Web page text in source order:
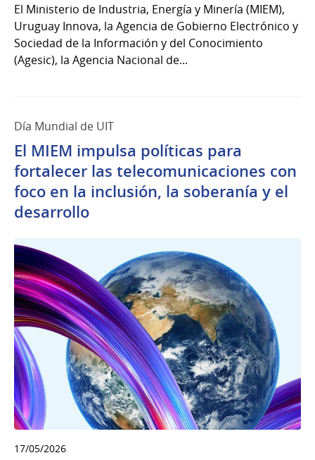
El Ministerio de Industria, Energía y Minería (MIEM),
Uruguay Innova, la Agencia de Gobierno Electrónico y
Sociedad de la Información y del Conocimiento
(Agesic), la Agencia Nacional de...
Día Mundial de UIT
El MIEM impulsa políticas para
fortalecer las telecomunicaciones con
foco en la inclusión, la soberanía y el
desarrollo
17/05/2026